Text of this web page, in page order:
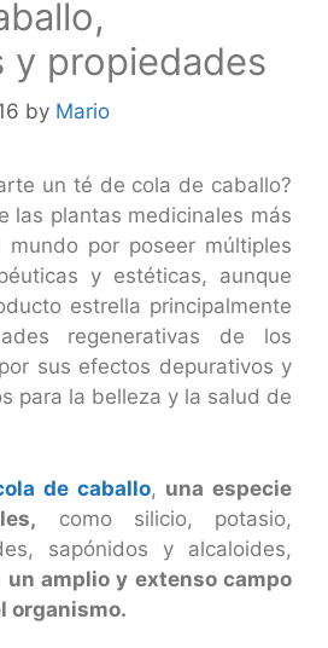
y propiedades
by Mario
un té de cola de caballo?
las plantas medicinales más
mundo por poseer múltiples
y estéticas, aunque
estrella principalmente
regenerativas de los
sus efectos depurativos y
para la belleza y la salud de
de caballo, una especie
como silicio, potasio,
sapónidos y alcaloides,
un amplio y extenso campo
organismo.